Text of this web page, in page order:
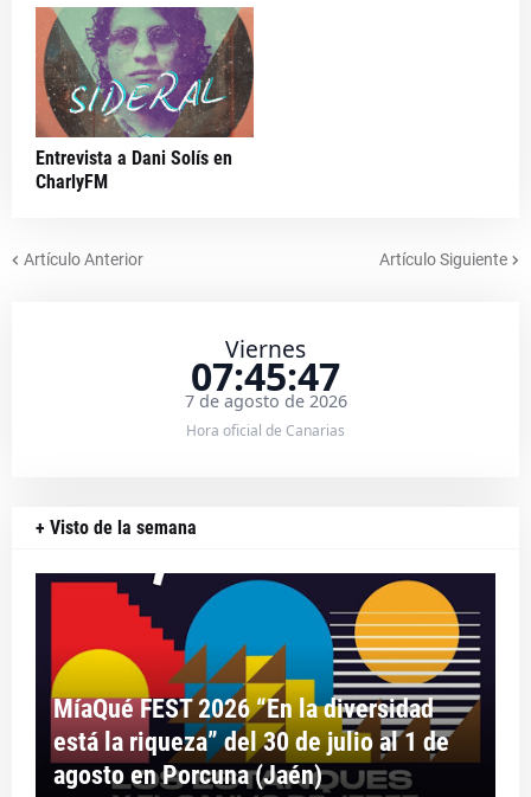
Entrevista a Dani Solís en
CharlyFM
Artículo Anterior Artículo Siguiente
Viernes
07:45:48
7 de agosto de 2026
Hora oficial de Canarias
+ Visto de la semana
MíaQué FEST 2026 “En la diversidad
está la riqueza” del 30 de julio al 1 de
agosto en Porcuna (Jaén)